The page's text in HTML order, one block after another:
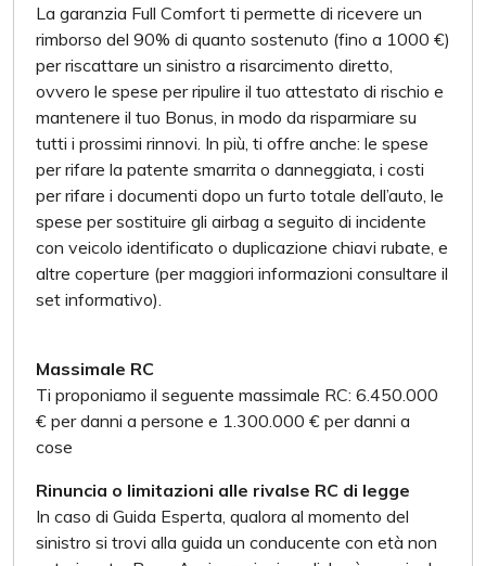
La garanzia Full Comfort ti permette di ricevere un
rimborso del 90% di quanto sostenuto (fino a 1000 €)
per riscattare un sinistro a risarcimento diretto,
ovvero le spese per ripulire il tuo attestato di rischio e
mantenere il tuo Bonus, in modo da risparmiare su
tutti i prossimi rinnovi. In più, ti offre anche: le spese
per rifare la patente smarrita o danneggiata, i costi
per rifare i documenti dopo un furto totale dell’auto, le
spese per sostituire gli airbag a seguito di incidente
con veicolo identificato o duplicazione chiavi rubate, e
altre coperture (per maggiori informazioni consultare il
set informativo).
Massimale RC
Ti proponiamo il seguente massimale RC: 6.450.000
€ per danni a persone e 1.300.000 € per danni a
cose
Rinuncia o limitazioni alle rivalse RC di legge
In caso di Guida Esperta, qualora al momento del
sinistro si trovi alla guida un conducente con età non